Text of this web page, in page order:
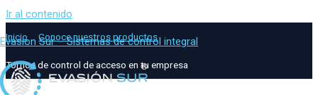
Ir al contenido
Evasion Sur – Sistemas de control integral
Inicio Conoce nuestros productos
Tornos de control de acceso en tu empresa